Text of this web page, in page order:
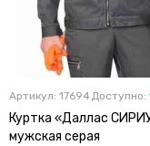
Артикул: 17694Доступно:
Куртка «Даллас
мужская серая